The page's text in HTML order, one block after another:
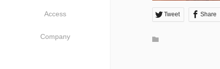
Access
Company
Tweet Share